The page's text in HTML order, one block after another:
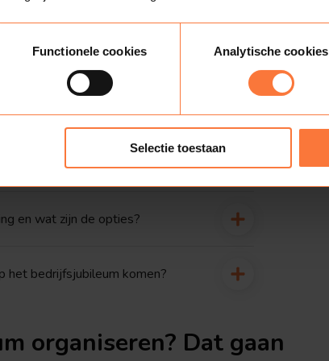
Functionele cookies Analytische cookies
Selectie toestaan
dat precies?
wij kunnen doen tijdens het
door jullie te laten
en wat zijn de opties?
het bedrijfsjubileum komen?
organiseren? Dat gaan